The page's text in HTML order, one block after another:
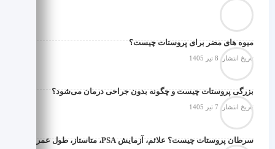
میوه های مضر برای پروستات چیست؟
تاریخ انتشار: 8 تیر 1405
بزرگی پروستات چیست و چگونه بدون جراحی درمان می‌شود؟
تاریخ انتشار: 7 تیر 1405